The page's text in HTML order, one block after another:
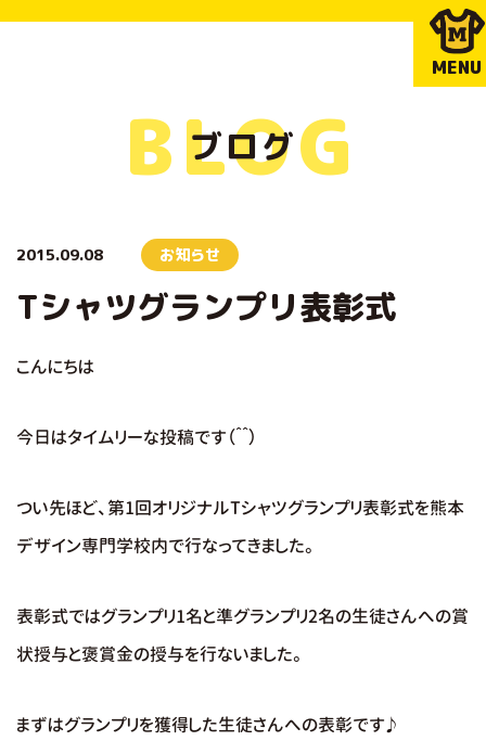
MENU
ブログ
BLOG
2015.09.08 お知らせ
Tシャツグランプリ表彰式
こんにちは
今日はタイムリーな投稿です（＾＾）
つい先ほど、第1回オリジナルTシャツグランプリ表彰式を熊本
デザイン専門学校内で行なってきました。
表彰式ではグランプリ1名と準グランプリ2名の生徒さんへの賞
状授与と褒賞金の授与を行ないました。
まずはグランプリを獲得した生徒さんへの表彰です♪